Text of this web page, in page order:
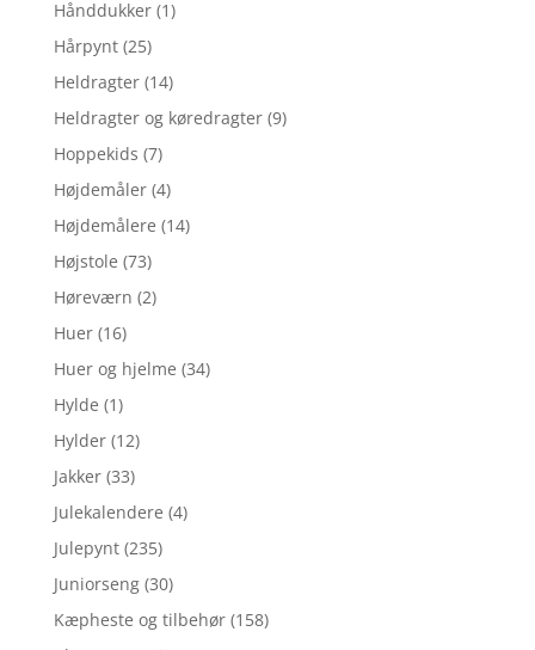
Hånddukker (1)
Hårpynt (25)
Heldragter (14)
Heldragter og køredragter (9)
Hoppekids (7)
Højdemåler (4)
Højdemålere (14)
Højstole (73)
Høreværn (2)
Huer (16)
Huer og hjelme (34)
Hylde (1)
Hylder (12)
Jakker (33)
Julekalendere (4)
Julepynt (235)
Juniorseng (30)
Kæpheste og tilbehør (158)